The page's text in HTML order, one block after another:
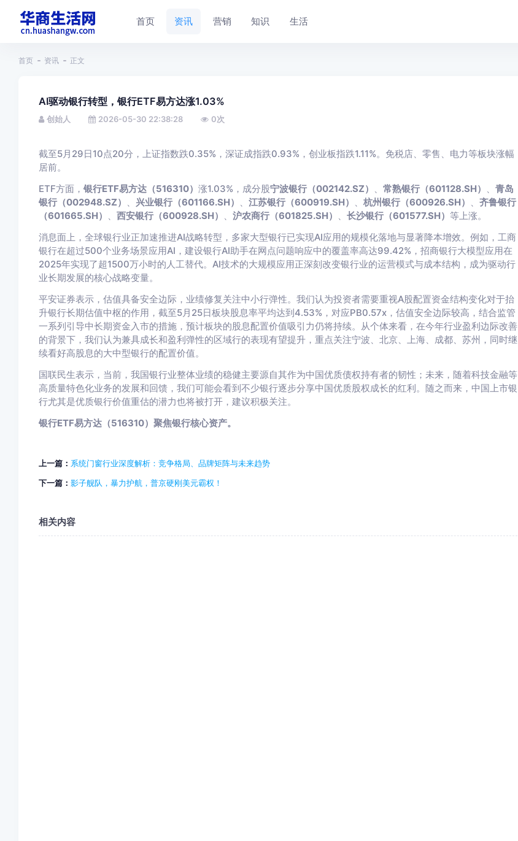
首页 资讯 营销 知识 生活
首页 资讯 正文
AI驱动银行转型，银行ETF易方达涨1.03%
创始人 2026-05-30 22:38:28 0次
截至5月29日10点20分，上证指数跌0.35%，深证成指跌0.93%，创业板指跌1.11%。免税店、零售、电力等板块涨幅
居前。
ETF方面， 银行ETF易方达（516310） 涨1.03%，成分股宁波银行（002142.SZ） 、 常熟银行（601128.SH） 、 青岛
银行（002948.SZ）
、 兴业银行（601166.SH） 、 江苏银行（600919.SH） 、 杭州银行（600926.SH） 、 齐鲁银行
（601665.SH）
、 西安银行（600928.SH） 、 沪农商行（601825.SH） 、 长沙银行（601577.SH） 等上涨。
消息面上，全球银行业正加速推进AI战略转型，多家大型银行已实现AI应用的规模化落地与显著降本增效。例如，工商
银行在超过500个业务场景应用AI，建设银行AI助手在网点问题响应中的覆盖率高达99.42%，招商银行大模型应用在
2025年实现了超1500万小时的人工替代。AI技术的大规模应用正深刻改变银行业的运营模式与成本结构，成为驱动行
业长期发展的核心战略变量。
平安证券表示，估值具备安全边际，业绩修复关注中小行弹性。我们认为投资者需要重视A股配置资金结构变化对于抬
升银行长期估值中枢的作用，截至5月25日板块股息率平均达到4.53%，对应PB0.57x，估值安全边际较高，结合监管
一系列引导中长期资金入市的措施，预计板块的股息配置价值吸引力仍将持续。从个体来看，在今年行业盈利边际改善
的背景下，我们认为兼具成长和盈利弹性的区域行的表现有望提升，重点关注宁波、北京、上海、成都、苏州，同时继
续看好高股息的大中型银行的配置价值。
国联民生表示，当前，我国银行业整体业绩的稳健主要源自其作为中国优质债权持有者的韧性；未来，随着科技金融等
高质量特色化业务的发展和回馈，我们可能会看到不少银行逐步分享中国优质股权成长的红利。随之而来，中国上市银
行尤其是优质银行价值重估的潜力也将被打开，建议积极关注。
银行ETF易方达（516310）聚焦银行核心资产。
上一篇： 系统门窗行业深度解析：竞争格局、品牌矩阵与未来趋势
下一篇： 影子舰队，暴力护航，普京硬刚美元霸权！
相关内容